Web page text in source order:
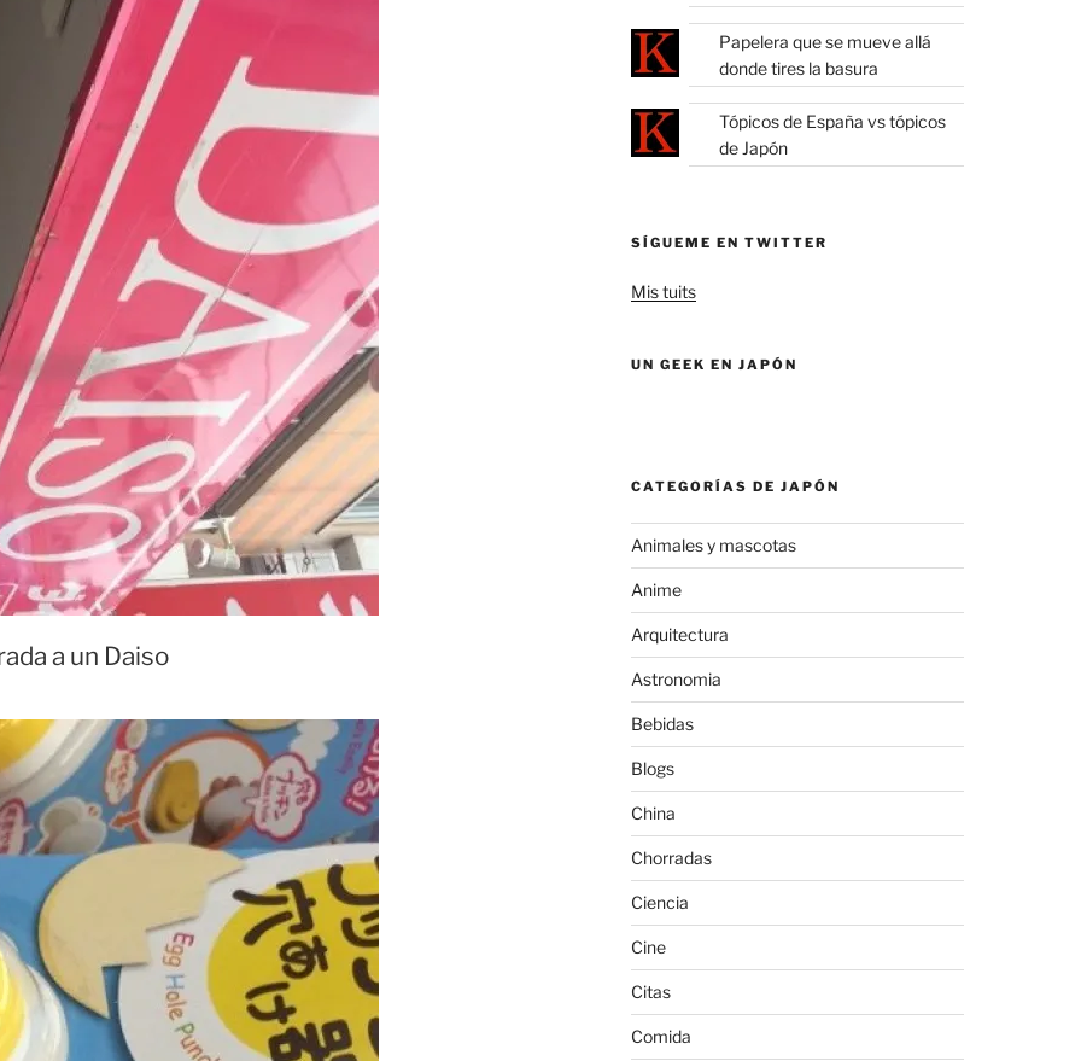
a un Daiso
Papelera que se mueve allá
donde tires la basura
Tópicos de España vs tópicos
de Japón
SÍGUEME EN TWITTER
Mis tuits
UN GEEK EN JAPÓN
CATEGORÍAS DE JAPÓN
Animales y mascotas
Anime
Arquitectura
Astronomia
Bebidas
Blogs
China
Chorradas
Ciencia
Cine
Citas
Comida